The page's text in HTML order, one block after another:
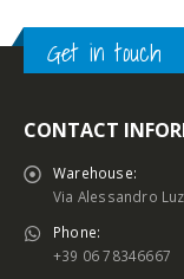
Get in touch
CONTACT
Warehouse:
Via Alessandro
Phone:
+39 06 78346667